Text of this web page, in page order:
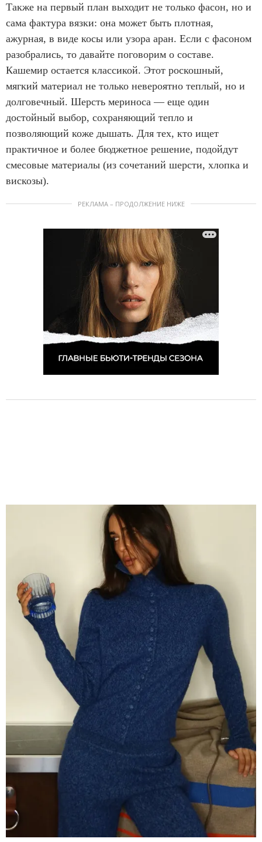
Также на первый план выходит не только фасон, но и
сама фактура вязки: она может быть плотная,
ажурная, в виде косы или узора аран. Если с фасоном
разобрались, то давайте поговорим о составе.
Кашемир остается классикой. Этот роскошный,
мягкий материал не только невероятно теплый, но и
долговечный. Шерсть мериноса — еще один
достойный выбор, сохраняющий тепло и
позволяющий коже дышать. Для тех, кто ищет
практичное и более бюджетное решение, подойдут
смесовые материалы (из сочетаний шерсти, хлопка и
вискозы).
РЕКЛАМА – ПРОДОЛЖЕНИЕ НИЖЕ